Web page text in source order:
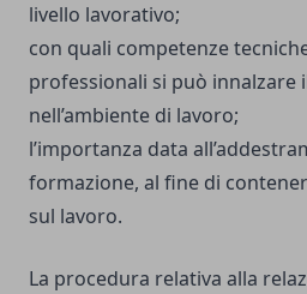
livello lavorativo;
con quali competenze
professionali si può innalzare
nell’ambiente di lavoro;
l’importanza data
formazione, al fine di
sul lavoro.
La procedura relativa alla